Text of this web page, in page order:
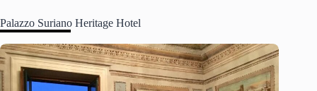
Palazzo Suriano Heritage Hotel